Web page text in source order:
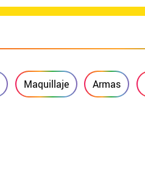
Maquillaje Armas